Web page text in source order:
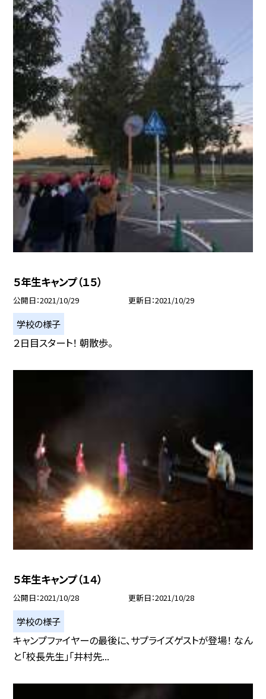
５年生キャンプ（１５）
公開日 2021/10/29 更新日 2021/10/29
学校の様子
２日目スタート！ 朝散歩。
５年生キャンプ（１４）
公開日 2021/10/28 更新日 2021/10/28
学校の様子
キャンプファイヤーの最後に、サプライズゲストが登場！ なん
と「校長先生」「井村先...